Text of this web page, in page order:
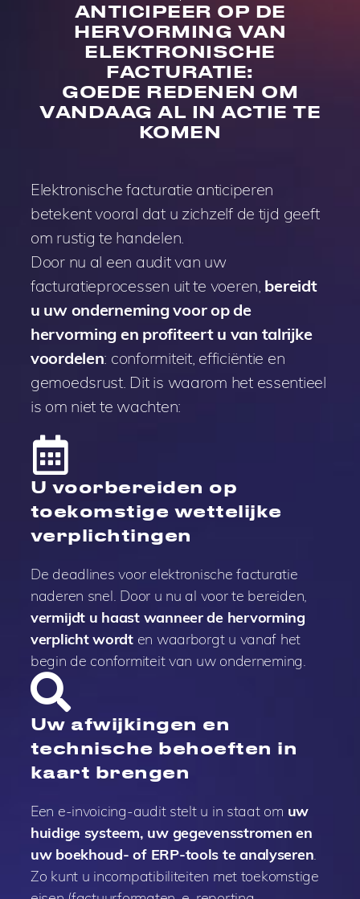
ANTICIPEER OP DE
HERVORMING VAN
ELEKTRONISCHE
FACTURATIE:
GOEDE REDENEN OM
VANDAAG AL IN ACTIE TE
KOMEN
Elektronische facturatie anticiperen
betekent vooral dat u zichzelf de tijd geeft
om rustig te handelen.
Door nu al een audit van uw
facturatieprocessen uit te voeren, bereidt
u uw onderneming voor op de
hervorming en profiteert u van talrijke
voordelen: conformiteit, efficiëntie en
gemoedsrust. Dit is waarom het essentieel
is om niet te wachten:
U voorbereiden op
toekomstige wettelijke
verplichtingen
De deadlines voor elektronische facturatie
naderen snel. Door u nu al voor te bereiden,
vermijdt u haast wanneer de hervorming
verplicht wordten waarborgt u vanaf het
begin de conformiteit van uw onderneming.
Uw afwijkingen en
technische behoeften in
kaart brengen
Een e-invoicing-audit stelt u in staat om uw
huidige systeem, uw gegevensstromen en
uw boekhoud- of ERP-tools te analyseren.
Zo kunt u incompatibiliteiten met toekomstige